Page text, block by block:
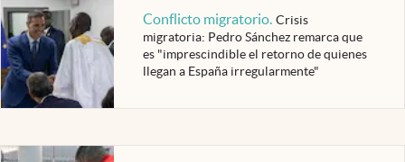
Conflicto migratorio. Crisis
migratoria: Pedro Sánchez remarca que
es "imprescindible el retorno de quienes
llegan a España irregularmente"